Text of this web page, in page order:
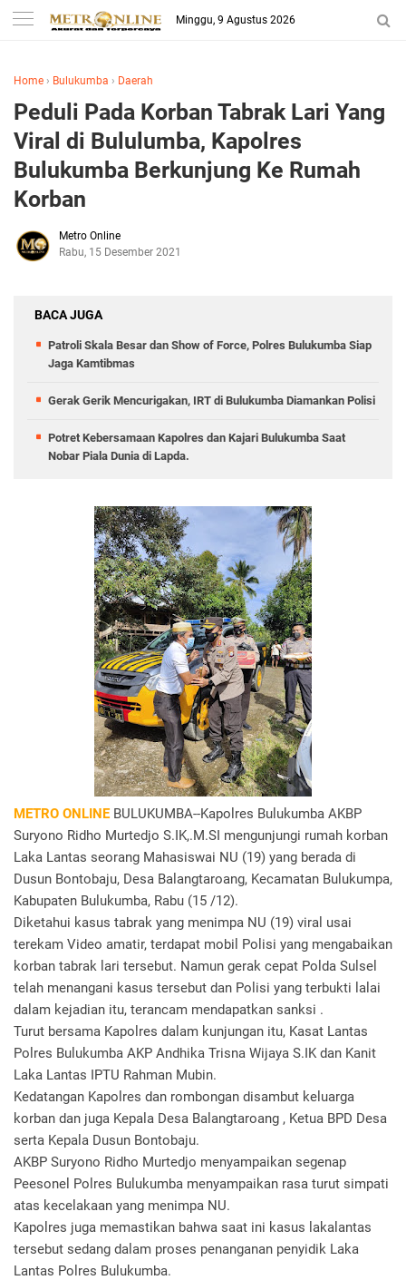
Minggu, 9 Agustus 2026
Home › Bulukumba › Daerah
Peduli Pada Korban Tabrak Lari Yang
Viral di Bululumba, Kapolres
Bulukumba Berkunjung Ke Rumah
Korban
Metro Online
Rabu, 15 Desember 2021
BACA JUGA
Patroli Skala Besar dan Show of Force, Polres Bulukumba Siap
Jaga Kamtibmas
Gerak Gerik Mencurigakan, IRT di Bulukumba Diamankan Polisi
Potret Kebersamaan Kapolres dan Kajari Bulukumba Saat
Nobar Piala Dunia di Lapda.
METRO ONLINEBULUKUMBA--Kapolres Bulukumba AKBP
Suryono Ridho Murtedjo S.IK,.M.SI mengunjungi rumah korban
Laka Lantas seorang Mahasiswai NU (19) yang berada di
Dusun Bontobaju, Desa Balangtaroang, Kecamatan Bulukumpa,
Kabupaten Bulukumba, Rabu (15 /12).
Diketahui kasus tabrak yang menimpa NU (19) viral usai
terekam Video amatir, terdapat mobil Polisi yang mengabaikan
korban tabrak lari tersebut. Namun gerak cepat Polda Sulsel
telah menangani kasus tersebut dan Polisi yang terbukti lalai
dalam kejadian itu, terancam mendapatkan sanksi .
Turut bersama Kapolres dalam kunjungan itu, Kasat Lantas
Polres Bulukumba AKP Andhika Trisna Wijaya S.IK dan Kanit
Laka Lantas IPTU Rahman Mubin.
Kedatangan Kapolres dan rombongan disambut keluarga
korban dan juga Kepala Desa Balangtaroang , Ketua BPD Desa
serta Kepala Dusun Bontobaju.
AKBP Suryono Ridho Murtedjo menyampaikan segenap
Peesonel Polres Bulukumba menyampaikan rasa turut simpati
atas kecelakaan yang menimpa NU.
Kapolres juga memastikan bahwa saat ini kasus lakalantas
tersebut sedang dalam proses penanganan penyidik Laka
Lantas Polres Bulukumba.